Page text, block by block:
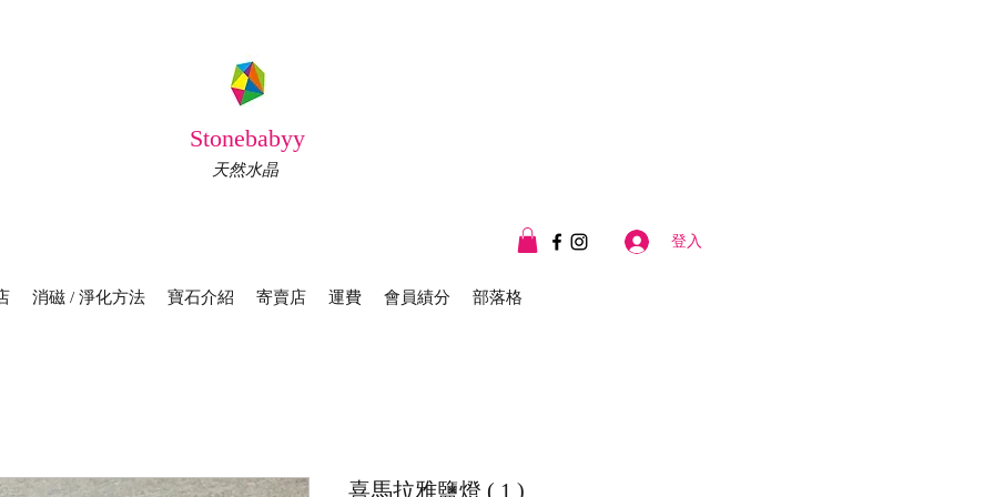
Stonebabyy
天然水晶
消磁 / 淨化方法 寶石介紹 寄賣店 運費 會員績分 部落格
登入
喜馬拉雅鹽燈 ( 1 )